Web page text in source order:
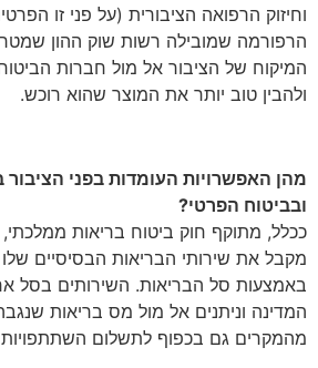
וחיזוק הרפואה הציבורית (על פני זו
הרפורמה שמובילה רשות שוק ההון
המיקוח של הציבור אל מול חברות
ולהבין טוב יותר את המוצר שהוא רוכש.
מהן האפשרויות העומדות בפני הציבור
ובביטוח הפרטי?
ככלל, מתוקף חוק ביטוח בריאות ממלכתי,
מקבל את שירותי הבריאות הבסיסיים
באמצעות סל הבריאות. השירותים בסל
המדינה וניתנים אל מול מס בריאות
מהמקרים גם בכפוף לתשלום השתתפויות